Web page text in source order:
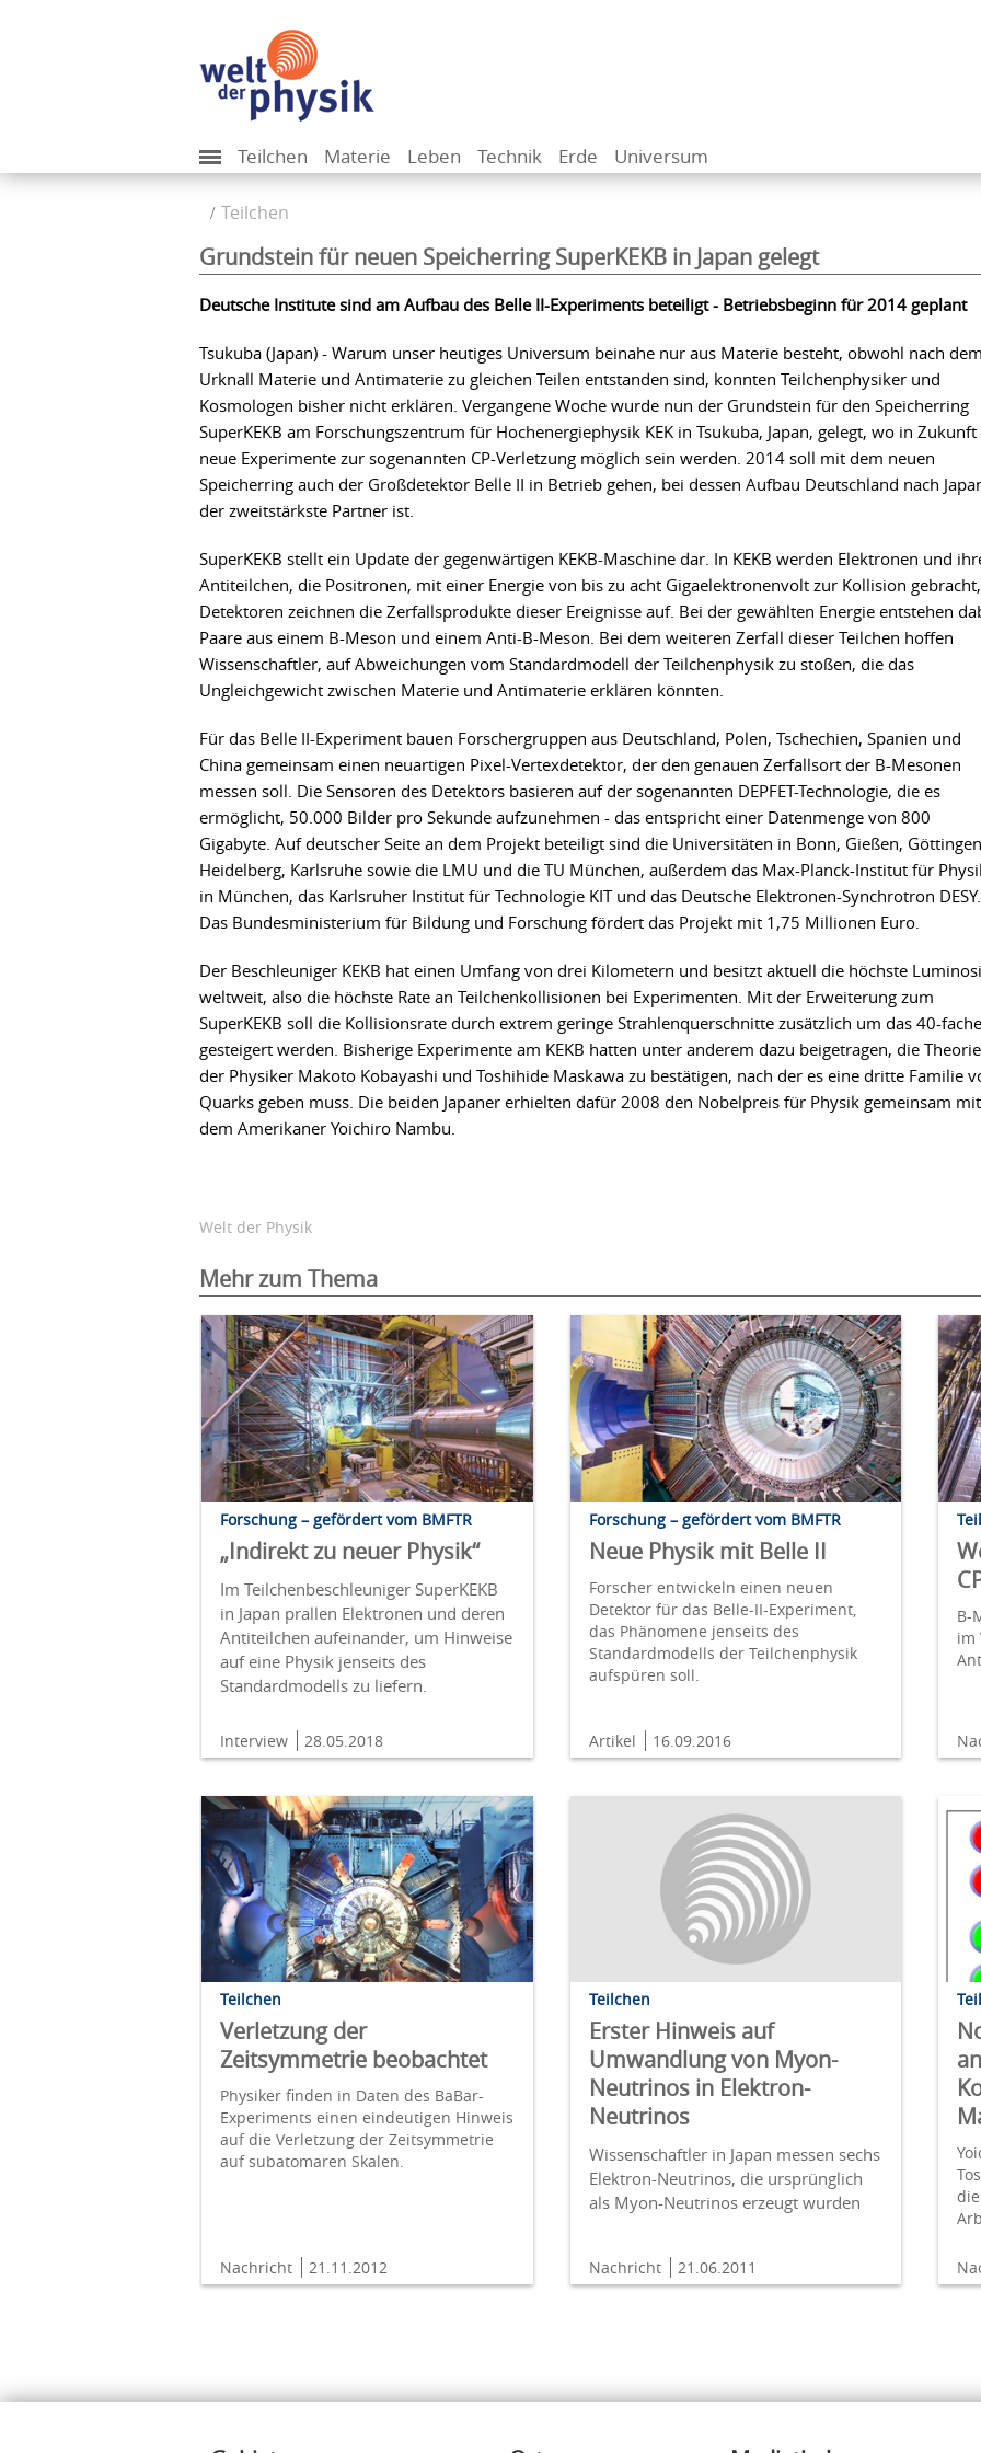
Teilchen Materie Leben Technik Erde Universum
Teilchen
Grundstein für neuen Speicherring SuperKEKB in Japan gelegt
Deutsche Institute sind am Aufbau des Belle II-Experiments beteiligt - Betriebsbeginn für 2014 geplant
Tsukuba (Japan) - Warum unser heutiges Universum beinahe nur aus Materie besteht, obwohl nach
Urknall Materie und Antimaterie zu gleichen Teilen entstanden sind, konnten Teilchenphysiker und
Kosmologen bisher nicht erklären. Vergangene Woche wurde nun der Grundstein für den Speicherring
SuperKEKB am Forschungszentrum für Hochenergiephysik KEK in Tsukuba, Japan, gelegt, wo in Zukunft
neue Experimente zur sogenannten CP-Verletzung möglich sein werden. 2014 soll mit dem neuen
Speicherring auch der Großdetektor Belle II in Betrieb gehen, bei dessen Aufbau Deutschland nach
der zweitstärkste Partner ist.
SuperKEKB stellt ein Update der gegenwärtigen KEKB-Maschine dar. In KEKB werden Elektronen und
Antiteilchen, die Positronen, mit einer Energie von bis zu acht Gigaelektronenvolt zur Kollision gebracht,
Detektoren zeichnen die Zerfallsprodukte dieser Ereignisse auf. Bei der gewählten Energie entstehen
Paare aus einem B-Meson und einem Anti-B-Meson. Bei dem weiteren Zerfall dieser Teilchen hoffen
Wissenschaftler, auf Abweichungen vom Standardmodell der Teilchenphysik zu stoßen, die das
Ungleichgewicht zwischen Materie und Antimaterie erklären könnten.
Für das Belle II-Experiment bauen Forschergruppen aus Deutschland, Polen, Tschechien, Spanien und
China gemeinsam einen neuartigen Pixel-Vertexdetektor, der den genauen Zerfallsort der B-Mesonen
messen soll. Die Sensoren des Detektors basieren auf der sogenannten DEPFET-Technologie, die es
ermöglicht, 50.000 Bilder pro Sekunde aufzunehmen - das entspricht einer Datenmenge von 800
Gigabyte. Auf deutscher Seite an dem Projekt beteiligt sind die Universitäten in Bonn, Gießen,
Heidelberg, Karlsruhe sowie die LMU und die TU München, außerdem das Max-Planck-Institut für
in München, das Karlsruher Institut für Technologie KIT und das Deutsche Elektronen-Synchrotron DESY.
Das Bundesministerium für Bildung und Forschung fördert das Projekt mit 1,75 Millionen Euro.
Der Beschleuniger KEKB hat einen Umfang von drei Kilometern und besitzt aktuell die höchste
weltweit, also die höchste Rate an Teilchenkollisionen bei Experimenten. Mit der Erweiterung zum
SuperKEKB soll die Kollisionsrate durch extrem geringe Strahlenquerschnitte zusätzlich um das 40-fache
gesteigert werden. Bisherige Experimente am KEKB hatten unter anderem dazu beigetragen, die Theorie
der Physiker Makoto Kobayashi und Toshihide Maskawa zu bestätigen, nach der es eine dritte Familie
Quarks geben muss. Die beiden Japaner erhielten dafür 2008 den Nobelpreis für Physik gemeinsam mit
dem Amerikaner Yoichiro Nambu.
Welt der Physik
Mehr zum Thema
Forschung – gefördert vom BMFTR
„Indirekt zu neuer Physik“
Im Teilchenbeschleuniger SuperKEKB
in Japan prallen Elektronen und deren
Antiteilchen aufeinander, um Hinweise
auf eine Physik jenseits des
Standardmodells zu liefern.
Interview 28.05.2018
Forschung – gefördert vom BMFTR
Neue Physik mit Belle II
Forscher entwickeln einen neuen
Detektor für das Belle-II-Experiment,
das Phänomene jenseits des
Standardmodells der Teilchenphysik
aufspüren soll.
Artikel 16.09.2016
B-
im
Teilchen
Verletzung der
Zeitsymmetrie beobachtet
Physiker finden in Daten des BaBar-
Experiments einen eindeutigen Hinweis
auf die Verletzung der Zeitsymmetrie
auf subatomaren Skalen.
Nachricht 21.11.2012
Teilchen
Erster Hinweis auf
Umwandlung von Myon-
Neutrinos in Elektron-
Neutrinos
Wissenschaftler in Japan messen sechs
Elektron-Neutrinos, die ursprünglich
als Myon-Neutrinos erzeugt wurden
Nachricht 21.06.2011